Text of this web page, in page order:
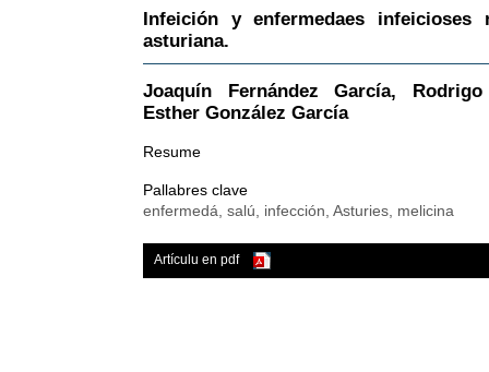
Infeición y enfermedaes infeicioses
asturiana.
Joaquín Fernández García,
Esther González García
Resume
Pallabres clave
enfermedá, salú, infección, Asturies, melicina
Artículu en pdf